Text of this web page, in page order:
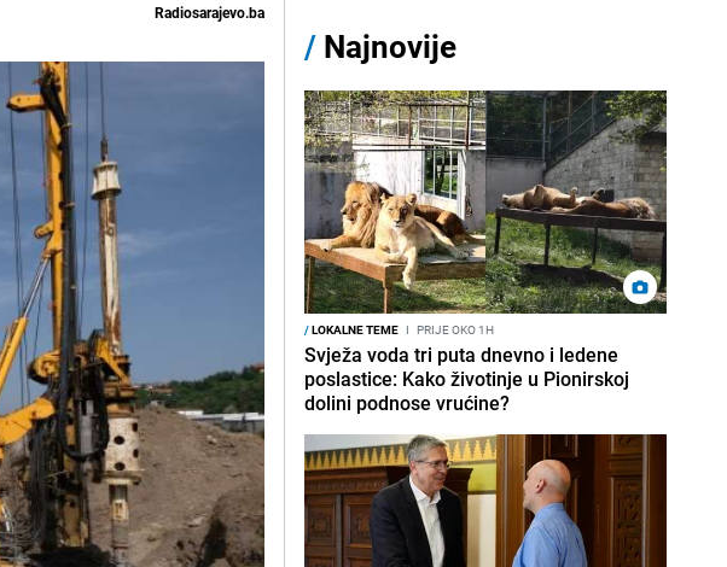
Radiosarajevo.ba
/ Najnovije
/LOKALNE TEME I PRIJE OKO 1H
Svježa voda tri puta dnevno i ledene
poslastice: Kako životinje u Pionirskoj
dolini podnose vrućine?